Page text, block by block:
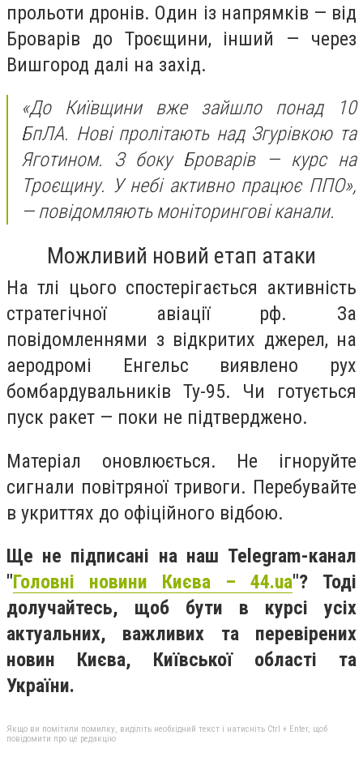
прольоти дронів. Один із напрямків — від
Броварів до Троєщини, інший — через
Вишгород далі на захід.
«До Київщини вже зайшло понад 10
БпЛА. Нові пролітають над Згурівкою та
Яготином. З боку Броварів — курс на
Троєщину. У небі активно працює ППО»,
—повідомляють моніторингові канали.
Можливий новий етап атаки
На тлі цього спостерігається активність
стратегічної авіації рф. За
повідомленнями з відкритих джерел, на
аеродромі Енгельс виявлено рух
бомбардувальників Ту-95. Чи готується
пуск ракет — поки не підтверджено.
Матеріал оновлюється. Не ігноруйте
сигнали повітряної тривоги. Перебувайте
в укриттях до офіційного відбою.
Ще не підписані на наш Telegram-канал
"Головні новини Києва – 44.ua"? Тоді
долучайтесь, щоб бути в курсі усіх
актуальних, важливих та перевірених
новин Києва, Київської області та
України.
Якщо ви помітили помилку, виділіть необхідний текст і натисніть Ctrl + Enter, щоб
повідомити про це редакцію